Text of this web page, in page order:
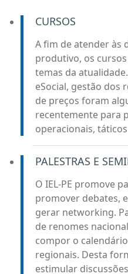
CURSOS
A fim de atender às
produtivo, os
temas da
eSocial, gestão dos
de preços foram
recentemente para
operacionais,
PALESTRAS E
O IEL-PE promove
promover debates,
gerar networking.
de renomes
compor o
regionais. Desta
estimular